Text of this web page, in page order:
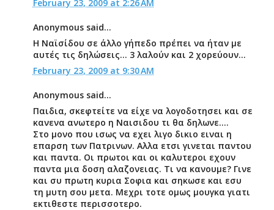
February 23, 2009 at 2:26 AM
Anonymous said...
H Ναϊσίδου σε άλλο γήπεδο πρέπει να ήταν με
αυτές τις δηλώσεις... 3 λαλούν και 2 χορεύουν...
February 23, 2009 at 9:30 AM
Anonymous said...
Παιδια, σκεφτείτε να είχε να λογοδοτησει και σε
κανενα ανωτερο η Ναισιδου τι θα δηλωνε....
Στο μονο που ισως να εχει λιγο δικιο ειναι η
επαρση των Πατρινων. Αλλα ετσι γινεται παντου
και παντα. Οι πρωτοι και οι καλυτεροι εχουν
παντα μια δοση αλαζονειας. Τι να κανουμε? Γινε
και συ πρωτη κυρια Σοφια και σηκωσε και εσυ
τη μυτη σου μετα. Μεχρι τοτε ομως μουγκα γιατι
εκτιθεστε περισσοτερο.